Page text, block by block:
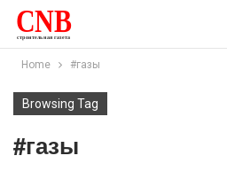
Home #газы
Browsing Tag
#газы